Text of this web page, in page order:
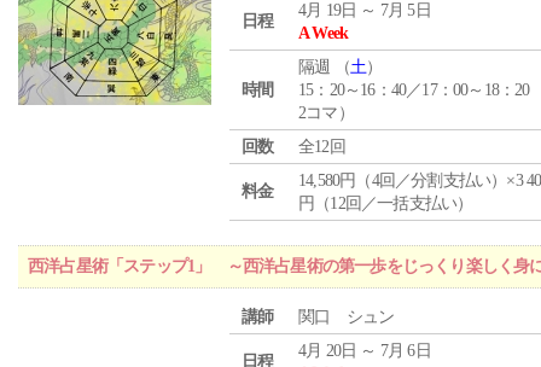
日程
4月 19日 ～ 7月 5日
A Week
時間
隔週 （土）
15：20～16：40／17：00～18：20
2コマ）
回数
全12回
料金
14,580円（4回／分割支払い）×3
円（12回／一括支払い）
西洋占星術「ステップ1」 ～西洋占星術の第一歩をじっくり楽しく身
講師 関口 シュン
日程
4月 20日 ～ 7月 6日